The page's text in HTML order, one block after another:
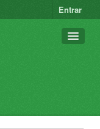
Entrar